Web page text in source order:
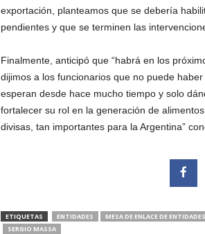
exportación, planteamos que se debería
pendientes y que se terminen las
Finalmente, anticipó que “habrá en los
dijimos a los funcionarios que no puede
esperan desde hace mucho tiempo y solo
fortalecer su rol en la generación de
divisas, tan importantes para la Argentina”
ETIQUETAS ENTIDADES MESA DE ENLACE DE
SERGIO MASSA